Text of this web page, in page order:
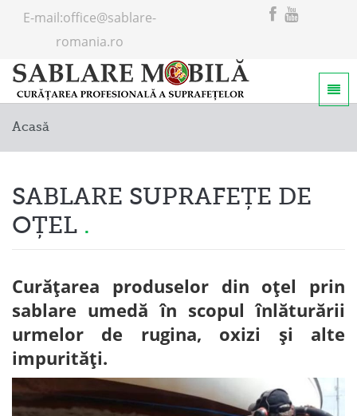
E-mail:office@sablare-
romania.ro
Home
Servicii
Despre noi
Acasă
SABLARE SUPRAFEȚE DE
OȚEL
Curățarea produselor din oțel prin
sablare umedă în scopul înlăturării
urmelor de rugina, oxizi și alte
impurități.